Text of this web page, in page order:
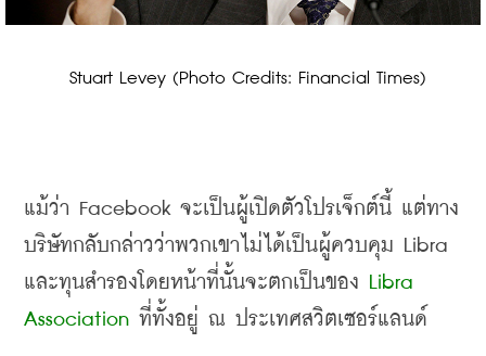
Stuart Levey (Photo Credits: Financial Times)
แม้ว่า Facebook จะเป็นผู้เปิดตัวโปรเจ็กต์นี้ แต่ทาง
บริษัทกลับกล่าวว่าพวกเขาไม่ได้เป็นผู้ควบคุม
และทุนสำรองโดยหน้าที่นั้นจะตกเป็นของ Libra
Association ที่ทั้งอยู่ ณ ประเทศสวิตเซอร์แลนด์